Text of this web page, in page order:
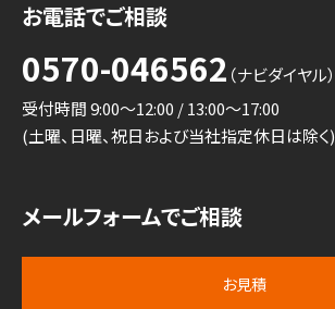
お電話でご相談
0570-046562 （ナビダイヤル）
受付時間 9:00～12:00 / 13:00～17:00
(土曜、日曜、祝日および当社指定休日は除く)
メールフォームでご相談
お見積